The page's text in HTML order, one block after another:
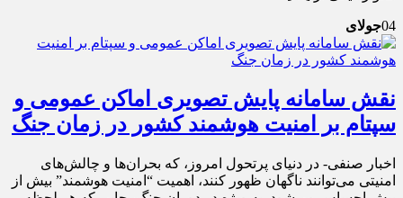
04جولای
نقش سامانه پایش تصویری اماکن عمومی و
سپتام بر امنیت هوشمند کشور در زمان جنگ
اخبار صنفی- در دنیای پرتحول امروز، که بحران‌ها و چالش‌های
امنیتی می‌توانند ناگهان ظهور کنند، اهمیت “امنیت هوشمند” بیش از